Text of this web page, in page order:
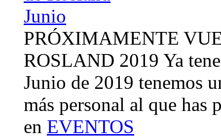
PRÓXIMAMENTE
ROSLAND 2019 Ya
Junio de 2019 tenemos
más personal al que
en EVENTOS